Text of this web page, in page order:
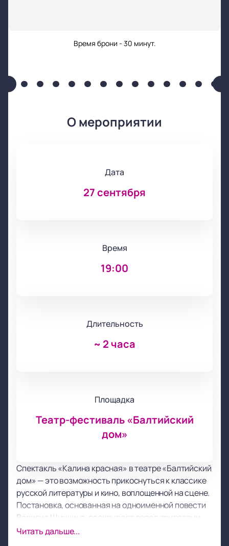
Время брони - 30 минут.
О мероприятии
Дата
27 сентября
Время
19:00
Длительность
~ 2 часа
Площадка
Театр-фестиваль «Балтийский
дом»
Спектакль «Калина красная» в театре «Балтийский
дом» — это возможность прикоснуться к классике
русской литературы и кино, воплощенной на сцене.
Постановка, основанная на одноименной повести
Василия Шукшина, раскрывает перед зрителями
историю Егора Прокудина, стремящегося начать
Читать дальше...